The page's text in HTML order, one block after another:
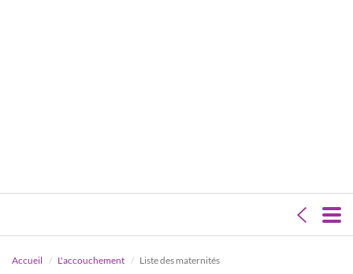
Accueil L'accouchement Liste des maternités